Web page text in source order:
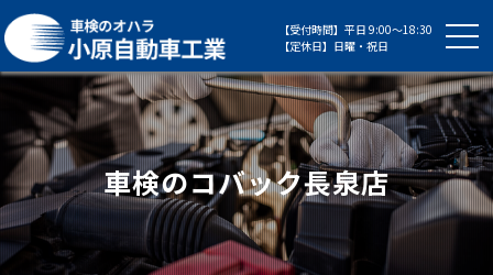
【受付時間】平日 9:00～18:30
【定休日】日曜・祝日
車検のコバック長泉店